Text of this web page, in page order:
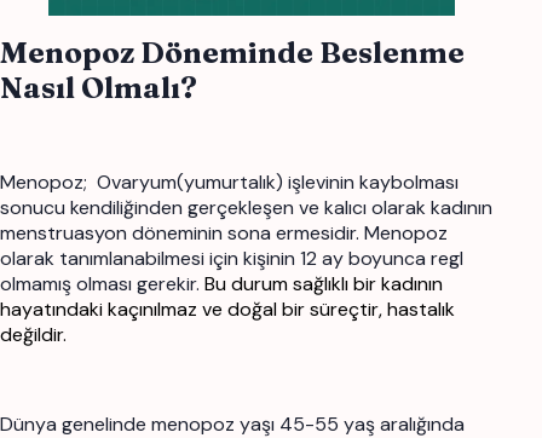
Menopoz Döneminde Beslenme
Nasıl Olmalı?
Menopoz; Ovaryum(yumurtalık) işlevinin kaybolması
sonucu kendiliğinden gerçekleşen ve kalıcı olarak kadının
menstruasyon döneminin sona ermesidir. Menopoz
olarak tanımlanabilmesi için kişinin 12 ay boyunca regl
olmamış olması gerekir. Bu durum sağlıklı bir kadının
hayatındaki kaçınılmaz ve doğal bir süreçtir, hastalık
değildir.
Dünya genelinde menopoz yaşı 45-55 yaş aralığında